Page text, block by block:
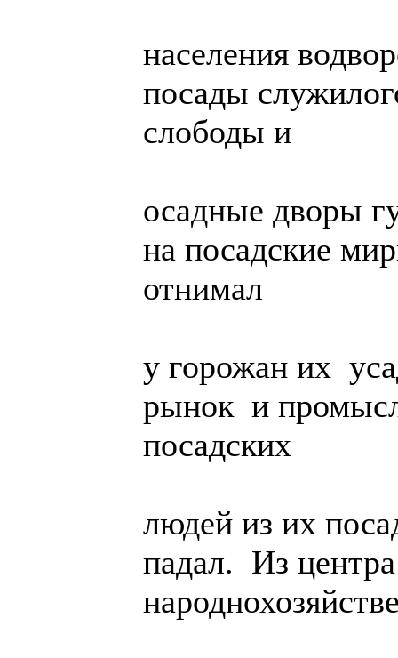
населения
посады
слободы и
осадные дворы
на посадские
отнимал
у горожан их
рынок и
посадских
людей из их
падал. Из центра